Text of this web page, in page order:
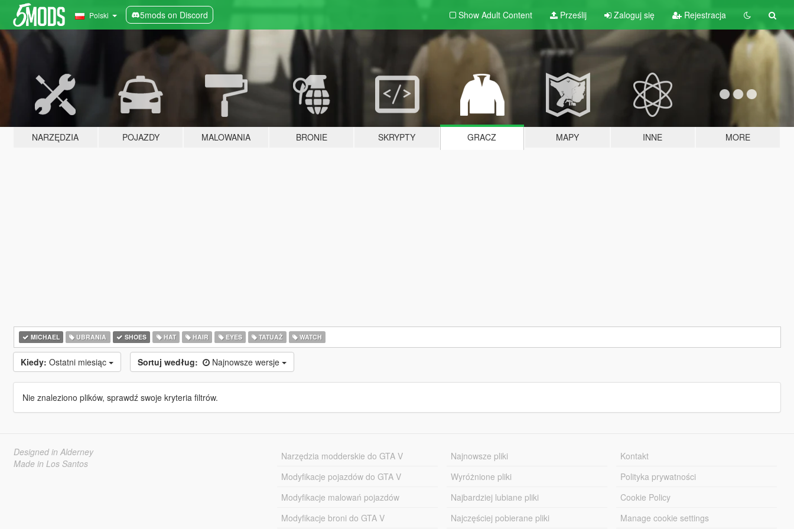
Polski 5mods on Discord Show Adult Content Prześlij Zaloguj się Rejestracja
NARZĘDZIA POJAZDY MALOWANIA BRONIE SKRYPTY GRACZ MAPY INNE MORE
MICHAEL UBRANIA SHOES HAT HAIR EYES TATUAŻ WATCH
Kiedy: Ostatni miesiąc Sortuj według: Najnowsze wersje
Nie znaleziono plików, sprawdź swoje kryteria filtrów.
Designed in Alderney
Made in Los Santos
Narzędzia modderskie do GTA V
Modyfikacje pojazdów do GTA V
Modyfikacje malowań pojazdów
Modyfikacje broni do GTA V
Najnowsze pliki
Wyróżnione pliki
Najbardziej lubiane pliki
Najczęściej pobierane pliki
Kontakt
Polityka prywatności
Cookie Policy
Manage cookie settings